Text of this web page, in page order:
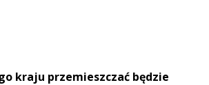
kraju przemieszczać będzie